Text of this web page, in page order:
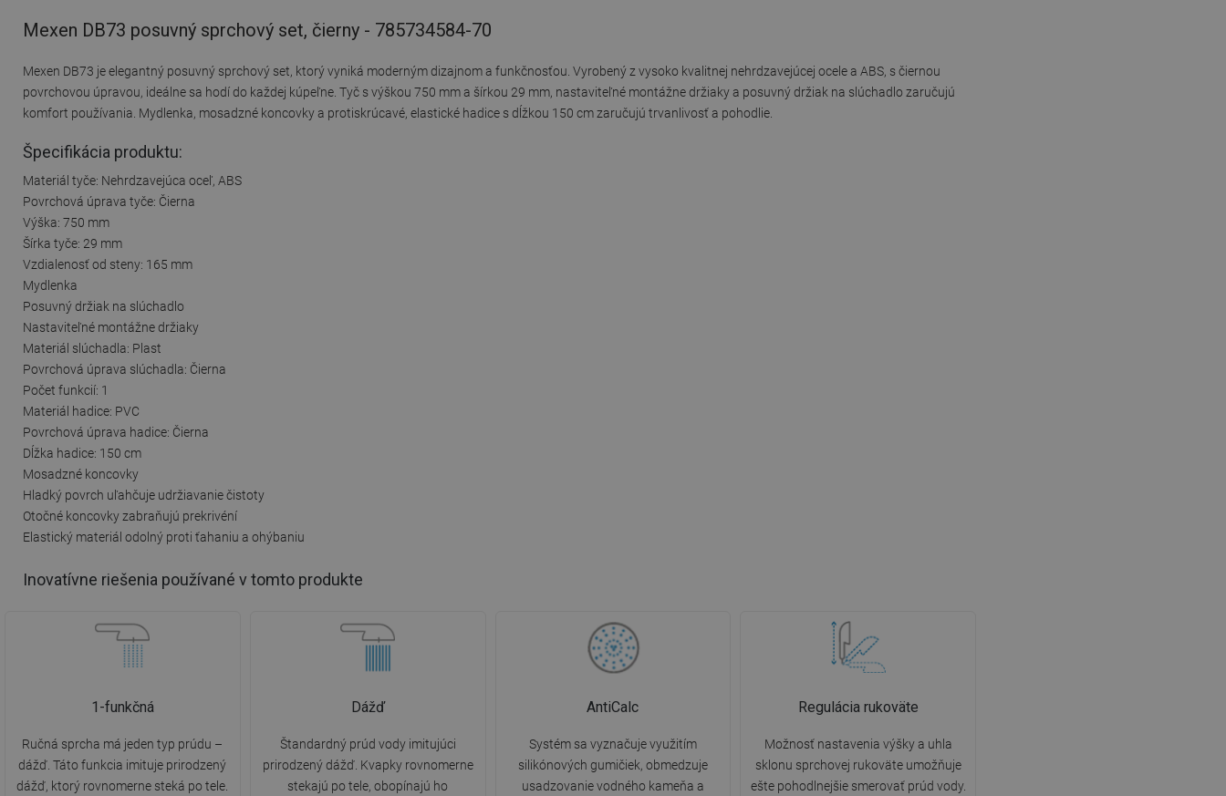
Mexen DB73 posuvný sprchový set, čierny - 785734584-70
Mexen DB73 je elegantný posuvný sprchový set, ktorý vyniká moderným dizajnom a funkčnosťou. Vyrobený z vysoko kvalitnej nehrdzavejúcej ocele a ABS, s čiernou
povrchovou úpravou, ideálne sa hodí do každej kúpeľne. Tyč s výškou 750 mm a šírkou 29 mm, nastaviteľné montážne držiaky a posuvný držiak na slúchadlo zaručujú
komfort používania. Mydlenka, mosadzné koncovky a protiskrúcavé, elastické hadice s dĺžkou 150 cm zaručujú trvanlivosť a pohodlie.
Špecifikácia produktu:
Materiál tyče: Nehrdzavejúca oceľ, ABS
Povrchová úprava tyče: Čierna
Výška: 750 mm
Šírka tyče: 29 mm
Vzdialenosť od steny: 165 mm
Mydlenka
Posuvný držiak na slúchadlo
Nastaviteľné montážne držiaky
Materiál slúchadla: Plast
Povrchová úprava slúchadla: Čierna
Počet funkcií: 1
Materiál hadice: PVC
Povrchová úprava hadice: Čierna
Dĺžka hadice: 150 cm
Mosadzné koncovky
Hladký povrch uľahčuje udržiavanie čistoty
Otočné koncovky zabraňujú prekrivéní
Elastický materiál odolný proti ťahaniu a ohýbaniu
Inovatívne riešenia používané v tomto produkte
1-funkčná
Ručná sprcha má jeden typ prúdu –
dážď. Táto funkcia imituje prirodzený
dážď, ktorý rovnomerne steká po tele.
Dážď
Štandardný prúd vody imitujúci
prirodzený dážď. Kvapky rovnomerne
stekajú po tele, obopínajú ho
AntiCalc
Systém sa vyznačuje využitím
silikónových gumičiek, obmedzuje
usadzovanie vodného kameňa a
Regulácia rukoväte
Možnosť nastavenia výšky a uhla
sklonu sprchovej rukoväte umožňuje
ešte pohodlnejšie smerovať prúd vody.